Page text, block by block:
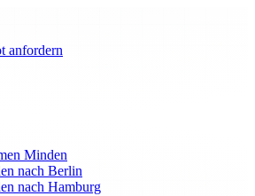
anfordern
Minden
nach Berlin
nach Hamburg